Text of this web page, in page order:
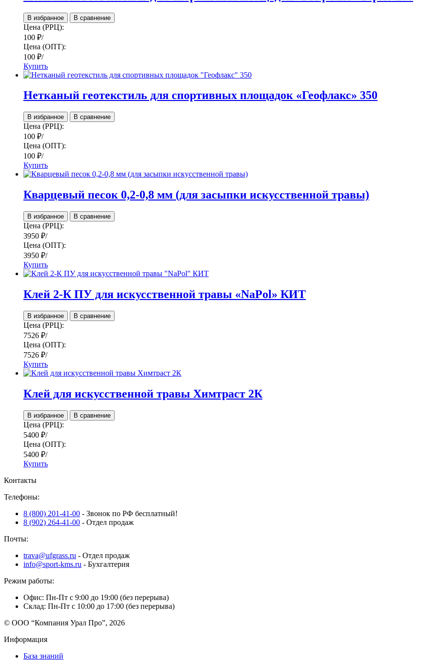
В избранное В сравнение
Цена (РРЦ):
100 ₽/
Цена (ОПТ):
100 ₽/
Купить
Нетканый геотекстиль для спортивных площадок «Геофлакс» 350
В избранное В сравнение
Цена (РРЦ):
100 ₽/
Цена (ОПТ):
100 ₽/
Купить
Кварцевый песок 0,2-0,8 мм (для засыпки искусственной травы)
В избранное В сравнение
Цена (РРЦ):
3950 ₽/
Цена (ОПТ):
3950 ₽/
Купить
Клей 2-К ПУ для искусственной травы «NaPol» КИТ
В избранное В сравнение
Цена (РРЦ):
7526 ₽/
Цена (ОПТ):
7526 ₽/
Купить
Клей для искусственной травы Химтраст 2К
В избранное В сравнение
Цена (РРЦ):
5400 ₽/
Цена (ОПТ):
5400 ₽/
Купить
Контакты
Телефоны:
8 (800) 201-41-00 - Звонок по РФ бесплатный!
8 (902) 264-41-00 - Отдел продаж
Почты:
trava@ufgrass.ru - Отдел продаж
info@sport-kms.ru - Бухгалтерия
Режим работы:
Офис: Пн-Пт с 9:00 до 19:00 (без перерыва)
Склад: Пн-Пт с 10:00 до 17:00 (без перерыва)
© ООО “Компания Урал Про”, 2026
Информация
База знаний